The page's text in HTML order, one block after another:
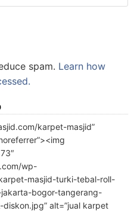
spam. Learn how
karpet-masjid”
wp-
masjid-turki-tebal-roll-
bogor-tangerang-
alt=”jual karpet